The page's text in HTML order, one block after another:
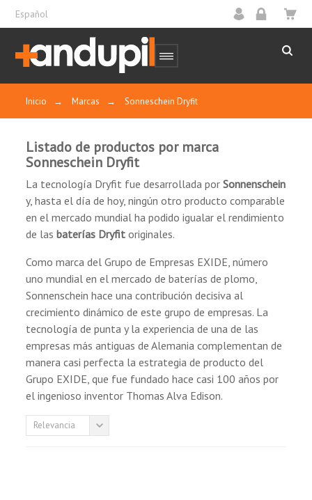
Español
Inicio → Marcas → Sonneschein Dryfit
Listado de productos por marca
Sonneschein Dryfit
La tecnología Dryfit fue desarrollada porSonnenschein
y, hasta el día de hoy, ningún otro producto comparable
en el mercado mundial ha podido igualar el rendimiento
de lasbaterías Dryfit originales.
Como marca del Grupo de Empresas EXIDE, número
uno mundial en el mercado de baterías de plomo,
Sonnenschein hace una contribución decisiva al
crecimiento dinámico de este grupo de empresas. La
tecnología de punta y la experiencia de una de las
empresas más antiguas de Alemania complementan de
manera casi perfecta la estrategia de producto del
Grupo EXIDE, que fue fundado hace casi 100 años por
el ingenioso inventor Thomas Alva Edison.
Relevancia